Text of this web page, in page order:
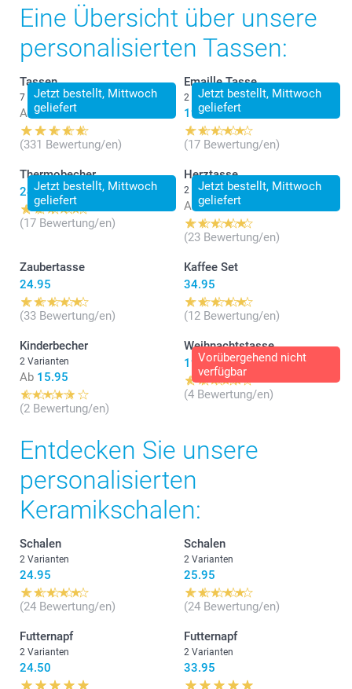
Eine Übersicht über unsere
personalisierten Tassen:
Jetzt bestellt, Mittwoch
geliefert
Tassen
7 Varianten
Ab 14.95
(331 Bewertung/en)
Jetzt bestellt, Mittwoch
geliefert
Emaille Tasse
2 Varianten
19.95
(17 Bewertung/en)
Jetzt bestellt, Mittwoch
geliefert
Thermobecher
24.95
(17 Bewertung/en)
Jetzt bestellt, Mittwoch
geliefert
Herztasse
2 Varianten
Ab 16.95
(23 Bewertung/en)
Zaubertasse
24.95
(33 Bewertung/en)
Kaffee Set
34.95
(12 Bewertung/en)
Kinderbecher
2 Varianten
Ab 15.95
(2 Bewertung/en)
Vorübergehend nicht
verfügbar
Weihnachtstasse
19.95
(4 Bewertung/en)
Entdecken Sie unsere
personalisierten
Keramikschalen:
Schalen
2 Varianten
24.95
(24 Bewertung/en)
Schalen
2 Varianten
25.95
(24 Bewertung/en)
Futternapf
2 Varianten
24.50
Futternapf
2 Varianten
33.95